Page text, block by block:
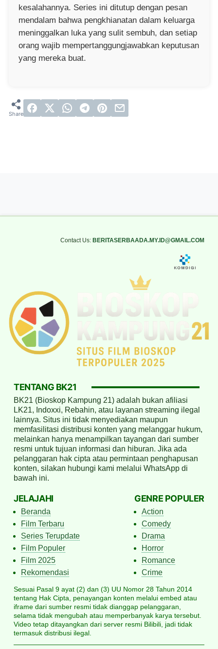
kesalahannya. Series ini ditutup dengan pesan
mendalam bahwa pengkhianatan dalam keluarga
meninggalkan luka yang sulit sembuh, dan setiap
orang wajib mempertanggungjawabkan keputusan
yang mereka buat.
Contact Us: BERITASERBAADA.MY.ID@GMAIL.COM
TENTANG BK21
BK21 (Bioskop Kampung 21) adalah bukan afiliasi
LK21, Indoxxi, Rebahin, atau layanan streaming ilegal
lainnya. Situs ini tidak menyediakan maupun
memfasilitasi distribusi konten yang melanggar hukum,
melainkan hanya menampilkan tayangan dari sumber
resmi untuk tujuan informasi dan hiburan. Jika ada
pelanggaran hak cipta atau permintaan penghapusan
konten, silakan hubungi kami melalui WhatsApp di
bawah ini.
JELAJAHI
Beranda
Film Terbaru
Series Terupdate
Film Populer
Film 2025
Rekomendasi
GENRE POPULER
Action
Comedy
Drama
Horror
Romance
Crime
Sesuai Pasal 9 ayat (2) dan (3) UU Nomor 28 Tahun 2014
tentang Hak Cipta, penayangan konten melalui embed atau
iframe dari sumber resmi tidak dianggap pelanggaran,
selama tidak mengubah atau memperbanyak karya tersebut.
Video tetap ditayangkan dari server resmi Bilibili, jadi tidak
termasuk distribusi ilegal.